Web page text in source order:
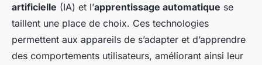
artificielle (IA) et l’apprentissage automatique se
taillent une place de choix. Ces technologies
permettent aux appareils de s’adapter et d’apprendre
des comportements utilisateurs, améliorant ainsi leur